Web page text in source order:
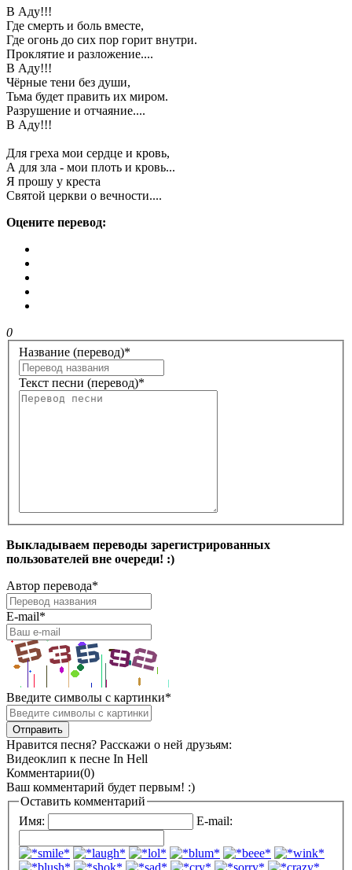
В Аду!!!
Где смерть и боль вместе,
Где огонь до сих пор горит внутри.
Проклятие и разложение....
В Аду!!!
Чёрные тени без души,
Тьма будет править их миром.
Разрушение и отчаяние....
В Аду!!!
Для греха мои сердце и кровь,
А для зла - мои плоть и кровь...
Я прошу у креста
Святой церкви о вечности....
Оцените перевод:
0
Название (перевод)*
Текст песни (перевод)*
Выкладываем переводы зарегистрированных
пользователей вне очереди! :)
Автор перевода*
E-mail*
Введите символы с картинки*
Нравится песня? Расскажи о ней друзьям:
Видеоклип к песне In Hell
Комментарии(0)
Ваш комментарий будет первым! :)
Оставить комментарий
Имя:
E-mail: